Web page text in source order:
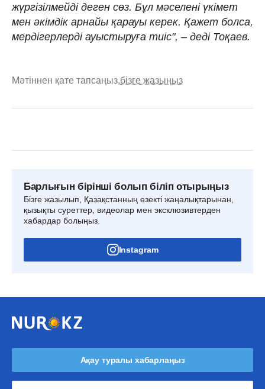
жүргізілмейді деген сөз. Бұл мәселені үкімет
мен әкімдік арнайы қарауы керек. Қажет болса,
мердігерлерді ауыстыруға тиіс", – деді Тоқаев.
Мәтіннен қате тапсаңыз,бізге жазыңыз
Барлығын бірінші болып біліп отырыңыз
Бізге жазылып, Қазақстанның өзекті жаңалықтарынан,
қызықты суреттер, видеолар мен эксклюзивтерден
хабардар болыңыз.
Instagram
Ақау туралы хабарлаңыз